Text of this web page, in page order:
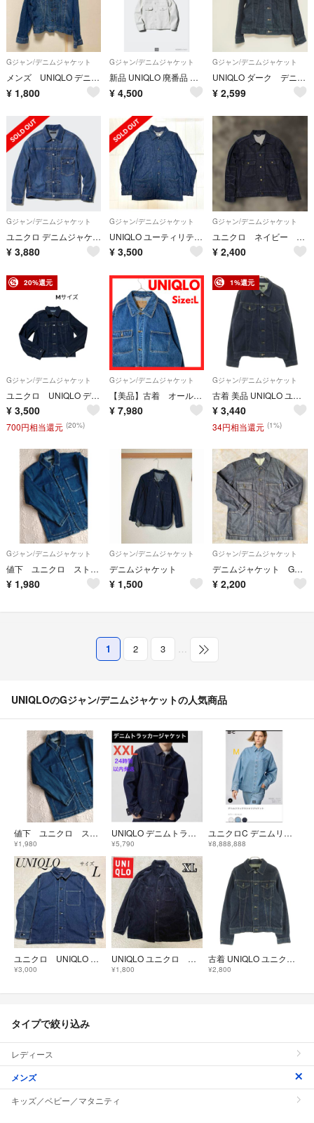
Gジャン/デニムジャケット
メンズ UNIQLO デニムジャケット Lサイズ Gジャン
¥ 1,800
Gジャン/デニムジャケット
新品 UNIQLO 廃番品 デニムジャケット オフホワイト S ユニセックス
¥ 4,500
Gジャン/デニムジャケット
UNIQLO ダーク デニム ジャケット
¥ 2,599
Gジャン/デニムジャケット
ユニクロ デニムジャケット ブルー ユニセックス
¥ 3,880
Gジャン/デニムジャケット
UNIQLO ユーティリティデニムジャケット コットンリネン M ダークデニム
¥ 3,500
Gジャン/デニムジャケット
ユニクロ ネイビー デニムジャケット セカンド 2nd
¥ 2,400
20%還元
Gジャン/デニムジャケット
ユニクロ UNIQLO デニムジャケット Mサイズ アメカジ 春服 カジュアル
¥ 3,500
700円相当還元 (20%)
Gジャン/デニムジャケット
【美品】古着 オールド ユニクロ デニムジャケット カバーオール ブルー L
¥ 7,980
1%還元
Gジャン/デニムジャケット
古着 美品 UNIQLO ユニクロ トラッカー サードタイプ デニムジャケット L インディゴ メンズ
¥ 3,440
34円相当還元 (1%)
Gジャン/デニムジャケット
値下 ユニクロ ストレッチデニム カバーオール
¥ 1,980
Gジャン/デニムジャケット
デニムジャケット
¥ 1,500
Gジャン/デニムジャケット
デニムジャケット Gジャン ユニクロ UNIQLO
¥ 2,200
1 2 3 …
UNIQLOのGジャン/デニムジャケットの人気商品
値下 ユニクロ ストレッチデニム カバーオール
¥1,980
UNIQLO デニムトラッカージャケット XXL 新品未開封品①
¥5,790
ユニクロC デニムリラックスシャツジャケット ブルー M 新品
¥8,888,888
ユニクロ UNIQLO ヒッコリーデニムカバーオール サイズL ワークジャケット
¥3,000
UNIQLO ユニクロ コーデュロイジャケット ネイビー XLサイズ
¥1,800
古着 UNIQLO ユニクロ 長袖 デニムジャケット M ブルー メンズ
¥2,800
タイプで絞り込み
レディース
メンズ
キッズ／ベビー／マタニティ